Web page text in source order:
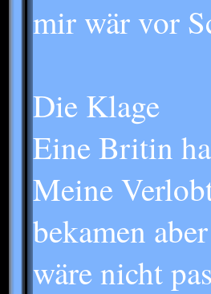
mir wär vor
Die Klage
Eine Britin
Meine
bekamen
wäre nicht